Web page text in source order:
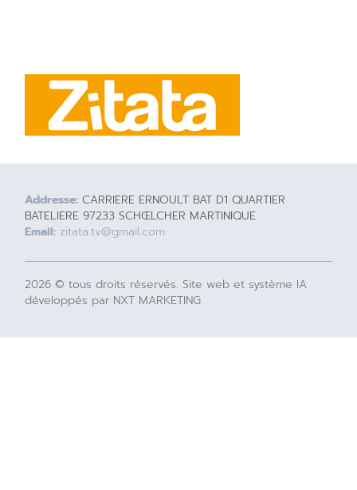
Addresse: CARRIERE ERNOULT BAT D1 QUARTIER
BATELIERE 97233 SCHŒLCHER MARTINIQUE
Email: zitata.tv@gmail.com
2026 © tous droits réservés. Site web et système IA
développés par NXT MARKETING